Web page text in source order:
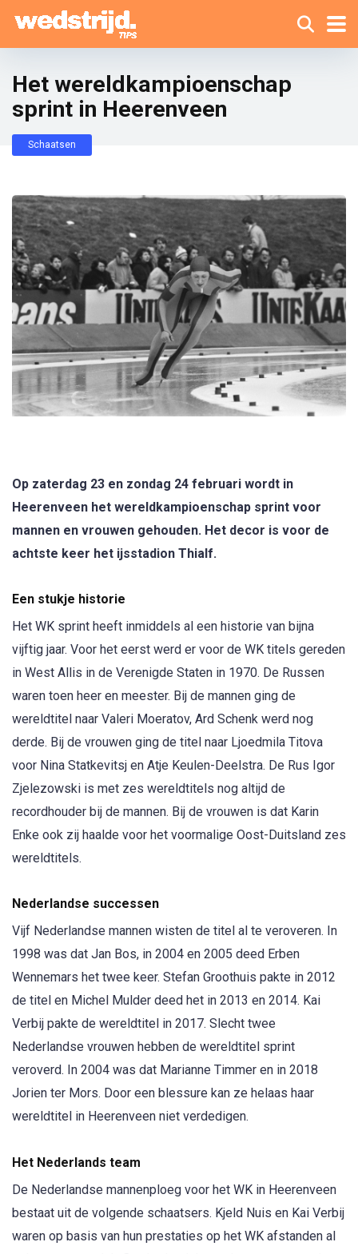
Het wereldkampioenschap
sprint in Heerenveen
Schaatsen
Op zaterdag 23 en zondag 24 februari wordt in
Heerenveen het wereldkampioenschap sprint voor
mannen en vrouwen gehouden. Het decor is voor de
achtste keer het ijsstadion Thialf.
Een stukje historie
Het WK sprint heeft inmiddels al een historie van bijna
vijftig jaar. Voor het eerst werd er voor de WK titels gereden
in West Allis in de Verenigde Staten in 1970. De Russen
waren toen heer en meester. Bij de mannen ging de
wereldtitel naar Valeri Moeratov, Ard Schenk werd nog
derde. Bij de vrouwen ging de titel naar Ljoedmila Titova
voor Nina Statkevitsj en Atje Keulen-Deelstra. De Rus Igor
Zjelezowski is met zes wereldtitels nog altijd de
recordhouder bij de mannen. Bij de vrouwen is dat Karin
Enke ook zij haalde voor het voormalige Oost-Duitsland zes
wereldtitels.
Nederlandse successen
Vijf Nederlandse mannen wisten de titel al te veroveren. In
1998 was dat Jan Bos, in 2004 en 2005 deed Erben
Wennemars het twee keer. Stefan Groothuis pakte in 2012
de titel en Michel Mulder deed het in 2013 en 2014. Kai
Verbij pakte de wereldtitel in 2017. Slecht twee
Nederlandse vrouwen hebben de wereldtitel sprint
veroverd. In 2004 was dat Marianne Timmer en in 2018
Jorien ter Mors. Door een blessure kan ze helaas haar
wereldtitel in Heerenveen niet verdedigen.
Het Nederlands team
De Nederlandse mannenploeg voor het WK in Heerenveen
bestaat uit de volgende schaatsers. Kjeld Nuis en Kai Verbij
waren op basis van hun prestaties op het WK afstanden al